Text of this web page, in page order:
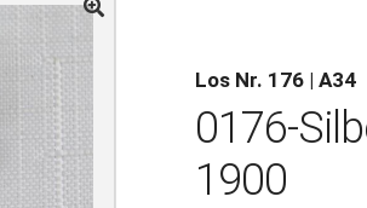
Los Nr. 176 | A34
0176-
1900